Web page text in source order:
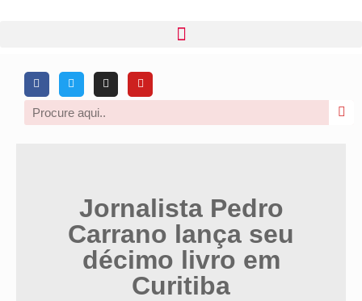
Jornalista Pedro
Carrano lança seu
décimo livro em
Curitiba